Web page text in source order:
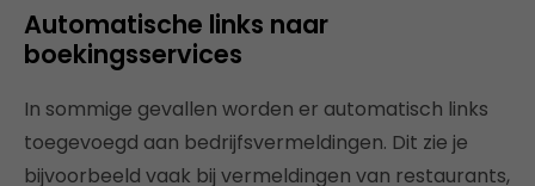
Automatische links naar
boekingsservices
In sommige gevallen worden er automatisch links
toegevoegd aan bedrijfsvermeldingen. Dit zie je
bijvoorbeeld vaak bij vermeldingen van restaurants,